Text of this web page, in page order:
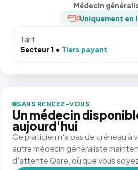
Médecin
Uniquement en
Tarif
Secteur 1
Tiers payant
SANS RENDEZ-VOUS
Un médecin
aujourd'hui
Ce praticien n'a pas de créneau à
autre médecin généraliste
d'attente Qare, où que vous